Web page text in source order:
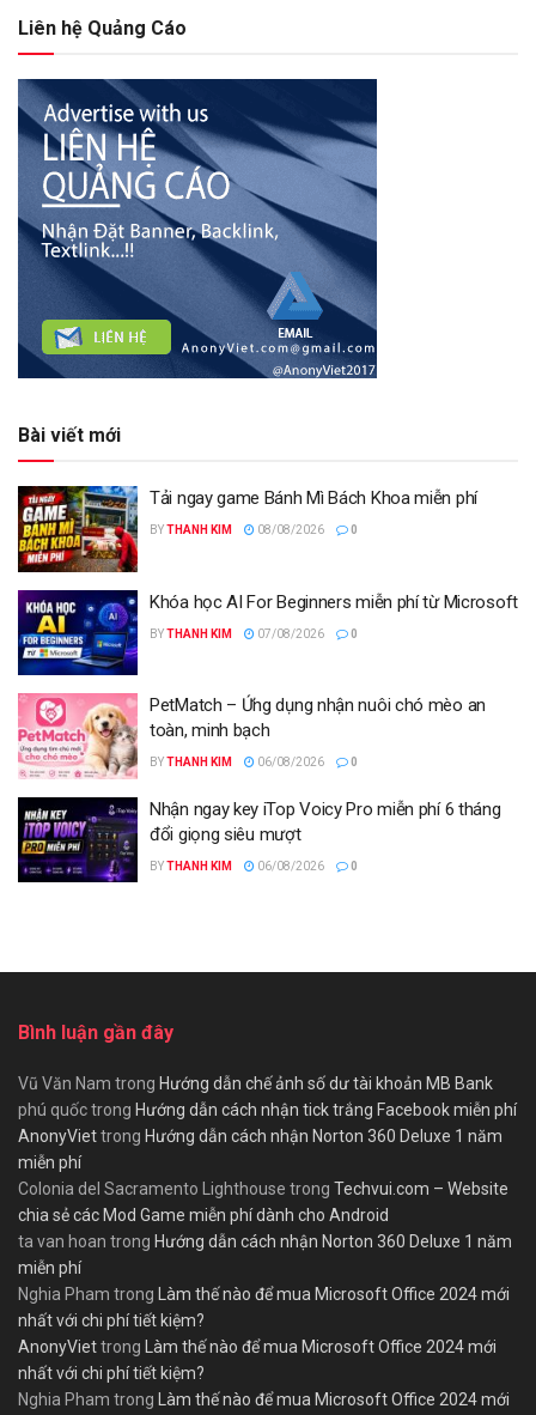
Liên hệ Quảng Cáo
Bài viết mới
Tải ngay game Bánh Mì Bách Khoa miễn phí
BYTHANH KIM 08/08/2026 0
Khóa học AI For Beginners miễn phí từ Microsoft
BYTHANH KIM 07/08/2026 0
PetMatch – Ứng dụng nhận nuôi chó mèo an
toàn, minh bạch
BYTHANH KIM 06/08/2026 0
Nhận ngay key iTop Voicy Pro miễn phí 6 tháng
đổi giọng siêu mượt
BYTHANH KIM 06/08/2026 0
Bình luận gần đây
Vũ Văn Nam trong Hướng dẫn chế ảnh số dư tài khoản MB Bank
phú quốctrong Hướng dẫn cách nhận tick trắng Facebook miễn phí
AnonyViettrong Hướng dẫn cách nhận Norton 360 Deluxe 1 năm
miễn phí
Colonia del Sacramento Lighthouse trong Techvui.com – Website
chia sẻ các Mod Game miễn phí dành cho Android
ta van hoan trong Hướng dẫn cách nhận Norton 360 Deluxe 1 năm
miễn phí
Nghia Pham trong Làm thế nào để mua Microsoft Office 2024 mới
nhất với chi phí tiết kiệm?
AnonyViettrong Làm thế nào để mua Microsoft Office 2024 mới
nhất với chi phí tiết kiệm?
Nghia Pham trong Làm thế nào để mua Microsoft Office 2024 mới